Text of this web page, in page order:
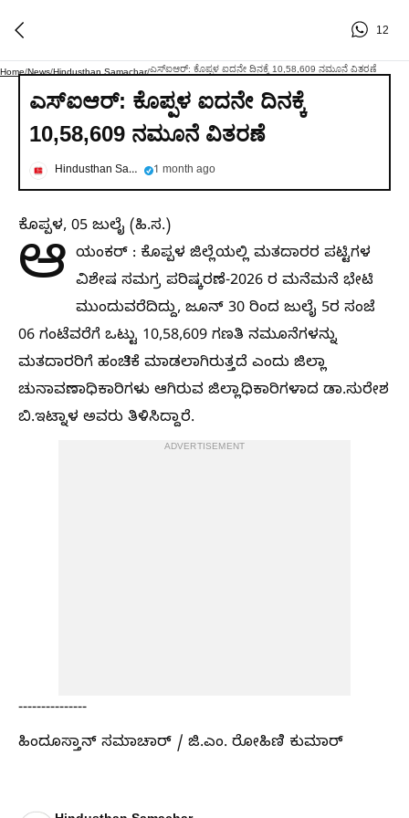
12
Home/News/Hindusthan Samachar/ಎಸ್‌ಐಆರ್: ಕೊಪ್ಪಳ ಐದನೇ ದಿನಕ್ಕೆ 10,58,609 ನಮೂನೆ ವಿತರಣೆ
ಎಸ್‌ಐಆರ್: ಕೊಪ್ಪಳ ಐದನೇ ದಿನಕ್ಕೆ
10,58,609 ನಮೂನೆ ವಿತರಣೆ
Hindusthan Samachar 1 month ago
ಕೊಪ್ಪಳ, 05 ಜುಲೈ (ಹಿ.ಸ.)
ಆ ಯಂಕರ್ : ಕೊಪ್ಪಳ ಜಿಲ್ಲೆಯಲ್ಲಿ ಮತದಾರರ ಪಟ್ಟಿಗಳ
ವಿಶೇಷ ಸಮಗ್ರ ಪರಿಷ್ಕರಣೆ-2026 ರ ಮನೆಮನೆ ಭೇಟಿ
ಮುಂದುವರೆದಿದ್ದು, ಜೂನ್ 30 ರಿಂದ ಜುಲೈ 5ರ ಸಂಜೆ
06 ಗಂಟೆವರೆಗೆ ಒಟ್ಟು 10,58,609 ಗಣತಿ ನಮೂನೆಗಳನ್ನು
ಮತದಾರರಿಗೆ ಹಂಚಿಕೆ ಮಾಡಲಾಗಿರುತ್ತದೆ ಎಂದು ಜಿಲ್ಲಾ
ಚುನಾವಣಾಧಿಕಾರಿಗಳು ಆಗಿರುವ ಜಿಲ್ಲಾಧಿಕಾರಿಗಳಾದ ಡಾ.ಸುರೇಶ
ಬಿ.ಇಟ್ನಾಳ ಅವರು ತಿಳಿಸಿದ್ದಾರೆ.
ADVERTISEMENT
---------------
ಹಿಂದೂಸ್ತಾನ್ ಸಮಾಚಾರ್ / ಜಿ.ಎಂ. ರೋಹಿಣಿ ಕುಮಾರ್